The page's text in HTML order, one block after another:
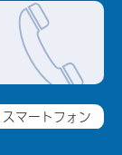
スマートフォン